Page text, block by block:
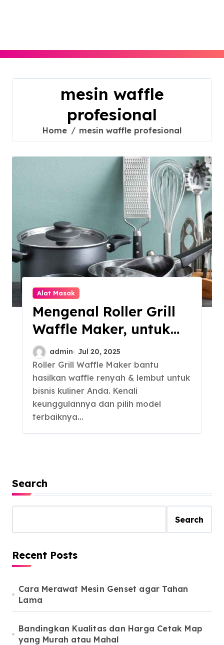
mesin waffle
profesional
Home mesin waffle profesional
Alat Masak
Mengenal Roller Grill
Waffle Maker, untuk
Bisnis Kuliner
admin Jul 20, 2025
Roller Grill Waffle Maker bantu
hasilkan waffle renyah & lembut untuk
bisnis kuliner Anda. Kenali
keunggulannya dan pilih model
terbaiknya…
Search
Search
Recent Posts
Cara Merawat Mesin Genset agar Tahan
Lama
Bandingkan Kualitas dan Harga Cetak Map
yang Murah atau Mahal